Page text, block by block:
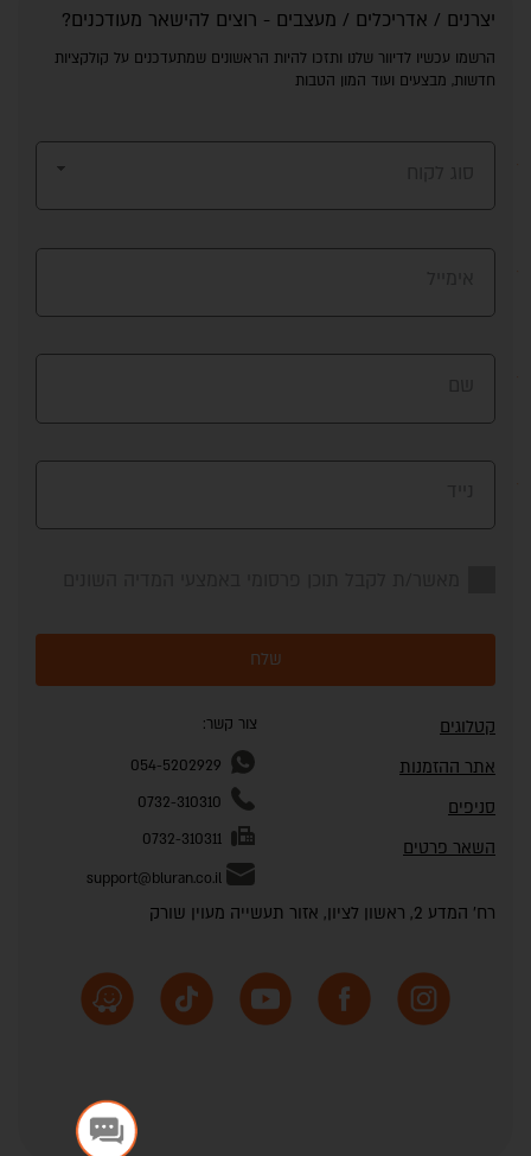
יצרנים / אדריכלים / מעצבים - רוצים להישאר מעודכנים?
הרשמו עכשיו לדיוור שלנו ותזכו להיות הראשונים שמתעדכנים על קולקציות
חדשות, מבצעים ועוד המון הטבות
שלח
קטלוגים
אתר ההזמנות
סניפים
השאר פרטים
צור קשר:
054-5202929
0732-310310
0732-310311
support@bluran.co.il
רח' המדע 2, ראשון לציון, אזור תעשייה מעוין שורק
שלום 👋 אני
הצ'אטבוט של האתר!
צריך עזרה? התחל